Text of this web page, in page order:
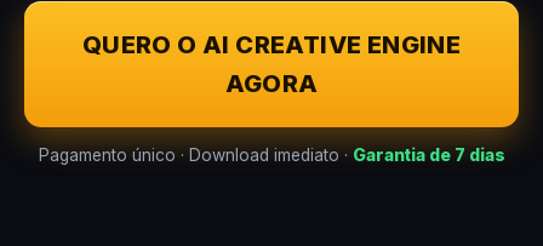
QUERO O AI CREATIVE ENGINE
AGORA
Pagamento único · Download imediato · Garantia de 7 dias